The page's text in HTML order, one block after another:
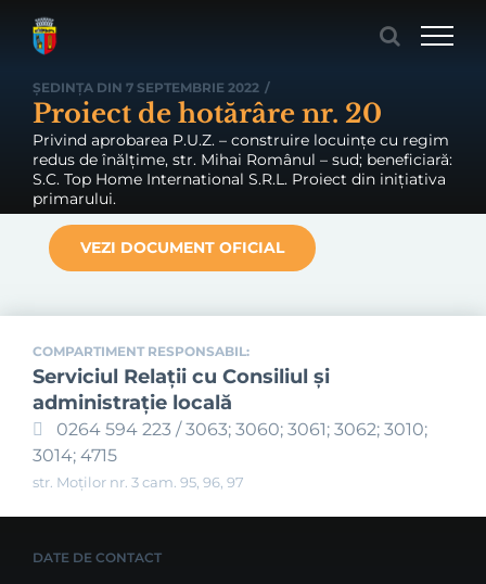
ȘEDINȚA DIN 7 SEPTEMBRIE 2022 /
Proiect de hotărâre nr. 20
Privind aprobarea P.U.Z. – construire locuințe cu regim
redus de înălțime, str. Mihai Românul – sud; beneficiară:
S.C. Top Home International S.R.L. Proiect din inițiativa
primarului.
VEZI DOCUMENT OFICIAL
COMPARTIMENT RESPONSABIL:
Serviciul Relaţii cu Consiliul şi
administraţie locală
0264 594 223 / 3063; 3060; 3061; 3062; 3010;
3014; 4715
str. Moților nr. 3 cam. 95, 96, 97
DATE DE CONTACT